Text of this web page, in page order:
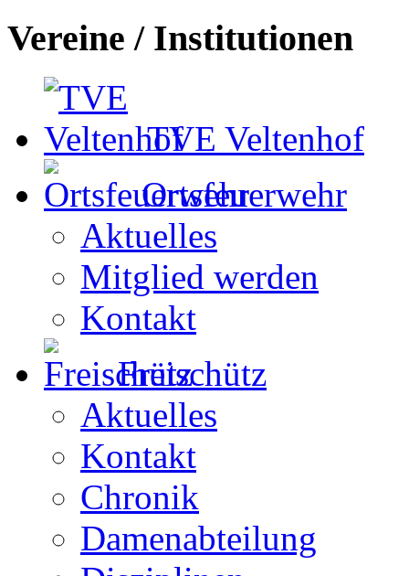
Vereine / Institutionen
TVE Veltenhof
Ortsfeuerwehr
Aktuelles
Mitglied werden
Kontakt
Freischütz
Aktuelles
Kontakt
Chronik
Damenabteilung